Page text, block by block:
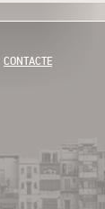
CONTACTE